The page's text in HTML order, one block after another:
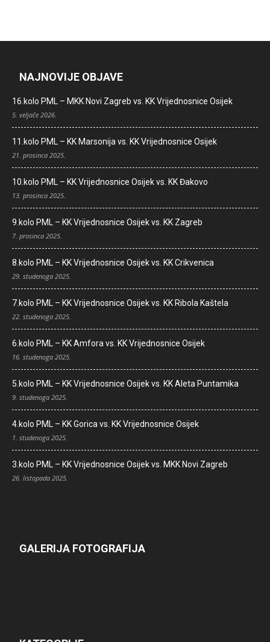
NAJNOVIJE OBJAVE
16.kolo PML – MKK Novi Zagreb vs. KK Vrijednosnice Osijek
5. veljače 2026.
11.kolo PML – KK Marsonija vs. KK Vrijednosnice Osijek
21. prosinca 2025.
10.kolo PML – KK Vrijednosnice Osijek vs. KK Đakovo
13. prosinca 2025.
9.kolo PML – KK Vrijednosnice Osijek vs. KK Zagreb
7. prosinca 2025.
8.kolo PML – KK Vrijednosnice Osijek vs. KK Crikvenica
29. studenoga 2025.
7.kolo PML – KK Vrijednosnice Osijek vs. KK Ribola Kaštela
22. studenoga 2025.
6.kolo PML – KK Amfora vs. KK Vrijednosnice Osijek
16. studenoga 2025.
5.kolo PML – KK Vrijednosnice Osijek vs. KK Aleta Puntamika
9. studenoga 2025.
4.kolo PML – KK Gorica vs. KK Vrijednosnice Osijek
1. studenoga 2025.
3.kolo PML – KK Vrijednosnice Osijek vs. MKK Novi Zagreb
26. listopada 2025.
GALERIJA FOTOGRAFIJA